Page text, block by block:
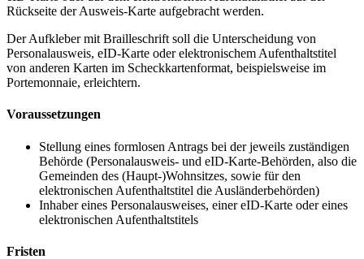
Rückseite der Ausweis-Karte aufgebracht werden.
Der Aufkleber mit Brailleschrift soll die Unterscheidung von
Personalausweis, eID-Karte oder elektronischem Aufenthaltstitel
von anderen Karten im Scheckkartenformat, beispielsweise im
Portemonnaie, erleichtern.
Voraussetzungen
Stellung eines formlosen Antrags bei der jeweils zuständigen
Behörde (Personalausweis- und eID-Karte-Behörden, also die
Gemeinden des (Haupt-)Wohnsitzes, sowie für den
elektronischen Aufenthaltstitel die Ausländerbehörden)
Inhaber eines Personalausweises, einer eID-Karte oder eines
elektronischen Aufenthaltstitels
Fristen